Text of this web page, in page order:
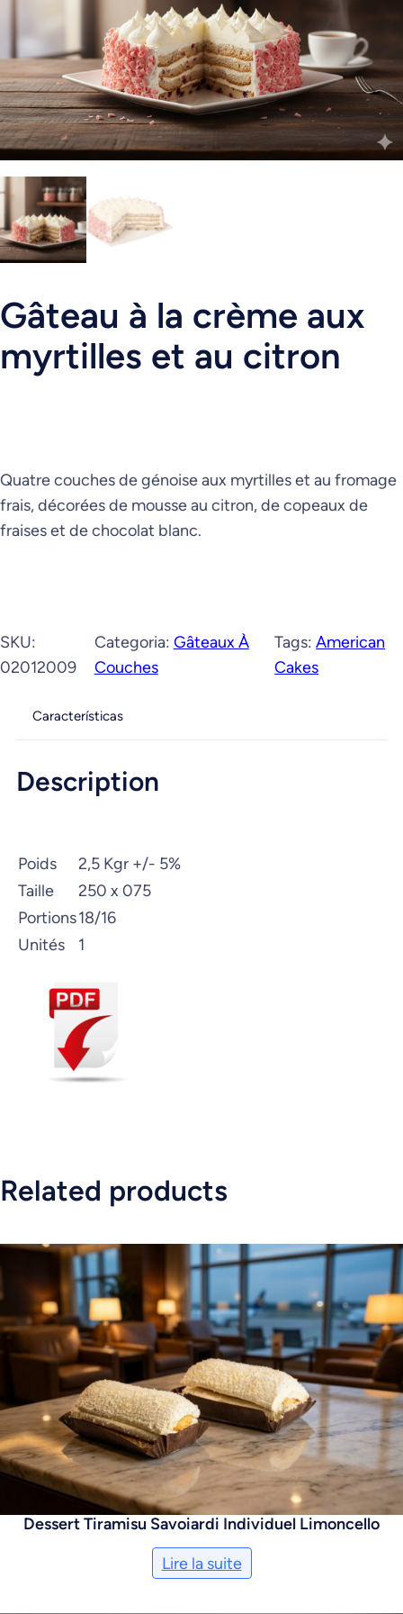
Gâteau à la crème aux
myrtilles et au citron
Quatre couches de génoise aux myrtilles et au fromage
frais, décorées de mousse au citron, de copeaux de
fraises et de chocolat blanc.
SKU:
02012009
Categoria: Gâteaux À
Couches
Tags:American
Cakes
Características
Description
Poids
2,5 Kgr +/- 5%
Taille
250 x 075
Portions18/16
Unités
1
Related products
Dessert Tiramisu Savoiardi Individuel Limoncello
Lire la suite